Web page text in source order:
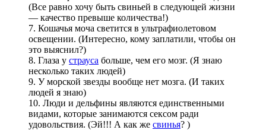
(Все равно хочу быть свиньей в следующей жизни
— качество превыше количества!)
7. Кошачья моча светится в ультрафиолетовом
освещении. (Интересно, кому заплатили, чтобы он
это выяснил?)
8. Глаза у страуса больше, чем его мозг. (Я знаю
несколько таких людей)
9. У морской звезды вообще нет мозга. (И таких
людей я знаю)
10. Люди и дельфины являются единственными
видами, которые занимаются сексом ради
удовольствия. (Эй!!! А как же свинья? )